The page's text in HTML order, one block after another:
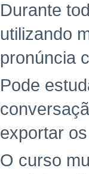
Durante
utilizando
pronúncia
Pode
exportar
O curso